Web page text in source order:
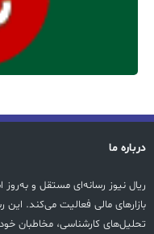
درباره ما
ریال نیوز رسانه‌ای مستقل و به‌روز
بازارهای مالی فعالیت می‌کند.
تحلیل‌های کارشناسی، مخاطبان